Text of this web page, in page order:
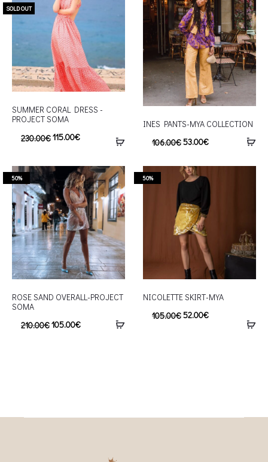
SOLD OUT
SUMMER CORAL DRESS -
PROJECT SOMA
230.00€115.00€
INES PANTS-MYA COLLECTION
106.00€53.00€
50%
ROSE SAND OVERALL-PROJECT
SOMA
210.00€105.00€
50%
NICOLETTE SKIRT-MYA
105.00€52.00€